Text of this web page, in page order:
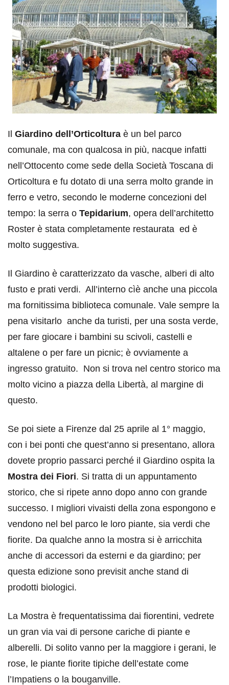
Il Giardino dell’Orticoltura è un bel parco
comunale, ma con qualcosa in più, nacque infatti
nell’Ottocento come sede della Società Toscana di
Orticoltura e fu dotato di una serra molto grande in
ferro e vetro, secondo le moderne concezioni del
tempo: la serra o Tepidarium, opera dell’architetto
Roster è stata completamente restaurata ed è
molto suggestiva.
Il Giardino è caratterizzato da vasche, alberi di alto
fusto e prati verdi. All’interno cìè anche una piccola
ma fornitissima biblioteca comunale. Vale sempre la
pena visitarlo anche da turisti, per una sosta verde,
per fare giocare i bambini su scivoli, castelli e
altalene o per fare un picnic; è ovviamente a
ingresso gratuito. Non si trova nel centro storico ma
molto vicino a piazza della Libertà, al margine di
questo.
Se poi siete a Firenze dal 25 aprile al 1° maggio,
con i bei ponti che quest’anno si presentano, allora
dovete proprio passarci perché il Giardino ospita la
Mostra dei Fiori. Si tratta di un appuntamento
storico, che si ripete anno dopo anno con grande
successo. I migliori vivaisti della zona espongono e
vendono nel bel parco le loro piante, sia verdi che
fiorite. Da qualche anno la mostra si è arricchita
anche di accessori da esterni e da giardino; per
questa edizione sono previsit anche stand di
prodotti biologici.
La Mostra è frequentatissima dai fiorentini, vedrete
un gran via vai di persone cariche di piante e
alberelli. Di solito vanno per la maggiore i gerani, le
rose, le piante fiorite tipiche dell’estate come
l’Impatiens o la bouganville.